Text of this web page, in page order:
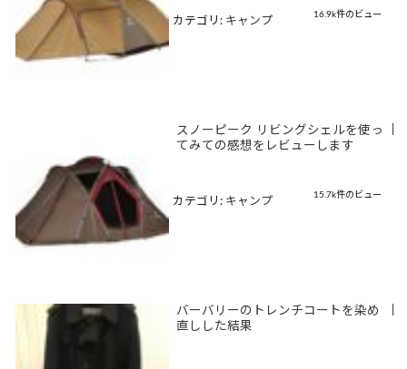
16.9k件のビュー
カテゴリ: キャンプ
スノーピーク リビングシェルを使っ
てみての感想をレビューします
15.7k件のビュー
カテゴリ: キャンプ
バーバリーのトレンチコートを染め
直しした結果